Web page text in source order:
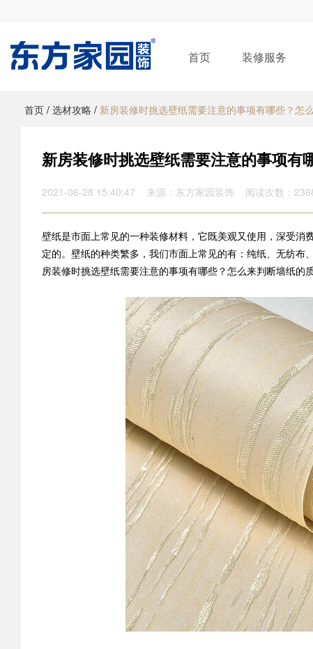
首页 装修服务
首页 / 选材攻略 / 新房装修时挑选壁纸需要注意的事项有哪些？怎
新房装修时挑选壁纸需要注意的事项有
2021-06-28 15:40:47 来源：东方家园装饰 阅读次数：
壁纸是市面上常见的一种装修材料，它既美观又使用，深受
定的。壁纸的种类繁多，我们市面上常见的有：纯纸、无纺
房装修时挑选壁纸需要注意的事项有哪些？怎么来判断墙纸的